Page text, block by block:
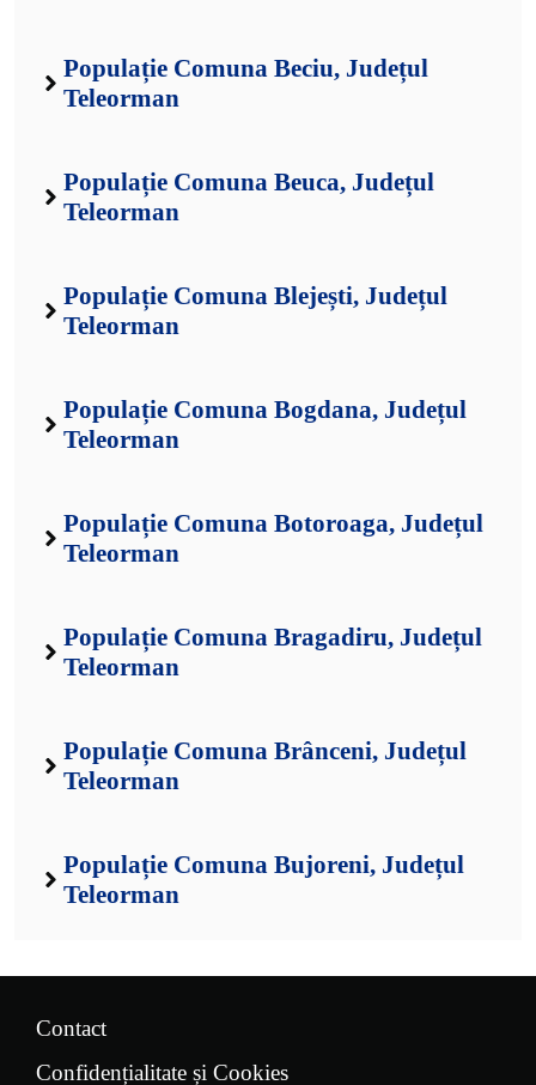
Populație Comuna Beciu, Județul
Teleorman
Populație Comuna Beuca, Județul
Teleorman
Populație Comuna Blejești, Județul
Teleorman
Populație Comuna Bogdana, Județul
Teleorman
Populație Comuna Botoroaga, Județul
Teleorman
Populație Comuna Bragadiru, Județul
Teleorman
Populație Comuna Brânceni, Județul
Teleorman
Populație Comuna Bujoreni, Județul
Teleorman
Contact
Confidențialitate și Cookies